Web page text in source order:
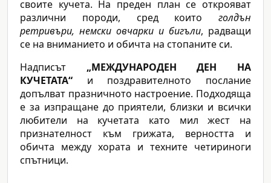
своите кучета. На преден план се открояват
различни породи, сред които голдън
ретривъри, немски овчарки и бигъли, радващи
се на вниманието и обичта на стопаните си.
Надписът „МЕЖДУНАРОДЕН ДЕН НА
КУЧЕТАТА“ и поздравителното послание
допълват празничното настроение. Подходяща
е за изпращане до приятели, близки и всички
любители на кучетата като мил жест на
признателност към грижата, верността и
обичта между хората и техните четириноги
спътници.